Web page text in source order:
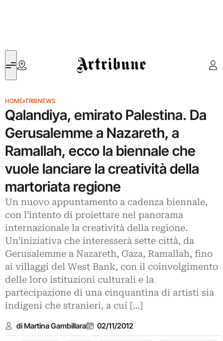
Artribune
HOME›TRIBNEWS
Qalandiya, emirato Palestina. Da
Gerusalemme a Nazareth, a
Ramallah, ecco la biennale che
vuole lanciare la creatività della
martoriata regione
Un nuovo appuntamento a cadenza biennale,
con l’intento di proiettare nel panorama
internazionale la creatività della regione.
Un’iniziativa che interesserà sette città, da
Gerusalemme a Nazareth, Gaza, Ramallah, fino
ai villaggi del West Bank, con il coinvolgimento
delle loro istituzioni culturali e la
partecipazione di una cinquantina di artisti sia
indigeni che stranieri, a cui […]
di Martina Gambillara 02/11/2012